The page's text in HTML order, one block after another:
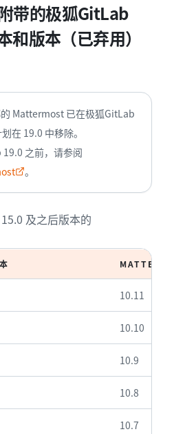
带的极狐GitLab
版本（已弃用）
Mattermost 已在极狐GitLab
在 19.0 中移除。
之前，请参阅
。
及之后版本的
10.11
10.10
10.9
10.8
10.7